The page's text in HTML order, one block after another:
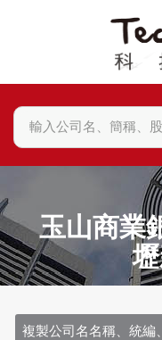
玉山商業
複製公司名名稱、統編